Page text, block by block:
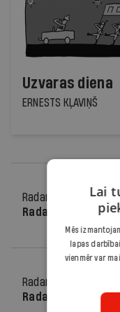
Uzvaras diena
ERNESTS KĻAVIŅŠ
Radars
08.05.2025.
Radars Latvijā
Radars
Radars pasaulē
Lai
Mēs
lapas
vienmēr var